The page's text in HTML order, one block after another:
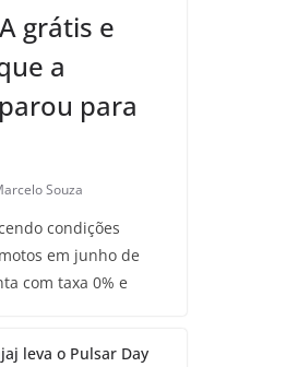
grátis e
a
para
Souza
condições
em junho de
com taxa 0% e
leva o Pulsar Day